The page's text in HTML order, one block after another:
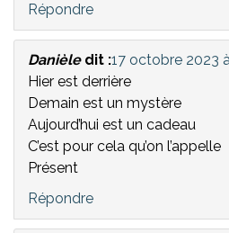
Répondre
Danièle dit :17 octobre 2023
Hier est derrière
Demain est un mystère
Aujourd’hui est un cadeau
C’est pour cela qu’on l’appelle
Présent
Répondre